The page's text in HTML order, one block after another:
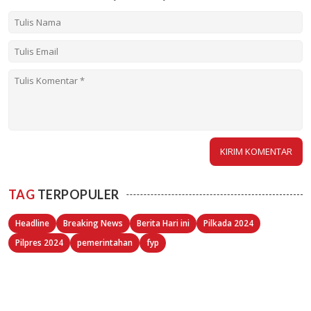
TAG TERPOPULER
Headline Breaking News Berita Hari ini
Pilkada 2024
Pilpres 2024
pemerintahan fyp